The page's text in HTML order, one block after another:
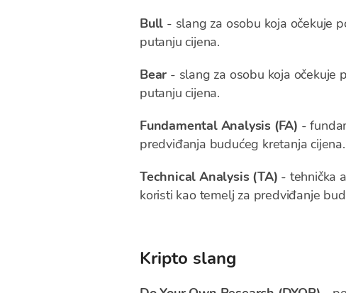
Bull - slang za osobu koja očekuje
putanju cijena.
Bear - slang za osobu koja očekuje
putanju cijena.
Fundamental Analysis (FA) -
predviđanja budućeg kretanja cijena.
Technical Analysis (TA) - tehnička
koristi kao temelj za predviđanje
Kripto slang